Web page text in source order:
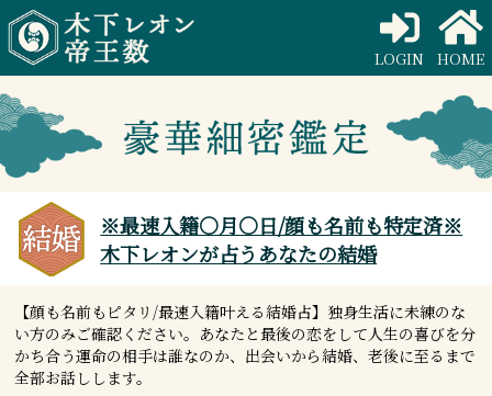
LOGIN HOME
※最速入籍○月○日/顔も名前も特定済※
木下レオンが占うあなたの結婚
【顔も名前もピタリ/最速入籍叶える結婚占】独身生活に未練のな
い方のみご確認ください。あなたと最後の恋をして人生の喜びを分
かち合う運命の相手は誰なのか、出会いから結婚、老後に至るまで
全部お話しします。